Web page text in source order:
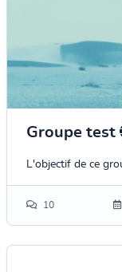
Groupe test
L'objectif de ce
10